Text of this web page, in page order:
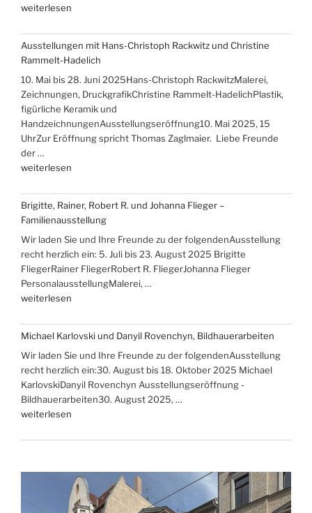
„Iris
–
„Über
die
Berge
ans
Meer““
weiterlesen
Ausstellungen mit Hans-Christoph Rackwitz und Christine
Rammelt-Hadelich
10. Mai bis 28. Juni 2025Hans-Christoph RackwitzMalerei,
Zeichnungen, DruckgrafikChristine Rammelt-HadelichPlastik,
figürliche Keramik und
HandzeichnungenAusstellungseröffnung10. Mai 2025, 15
UhrZur Eröffnung spricht Thomas Zaglmaier. Liebe Freunde
der …
„Ausstellungen
Hans-
Christoph
Rackwitz
und
Christine
Rammelt-
Hadelich“
weiterlesen
Brigitte, Rainer, Robert R. und Johanna Flieger –
Familienausstellung
Wir laden Sie und Ihre Freunde zu der folgendenAusstellung
recht herzlich ein: 5. Juli bis 23. August 2025 Brigitte
FliegerRainer FliegerRobert R. FliegerJohanna Flieger
PersonalausstellungMalerei, …
„Brigitte,
Robert
R.
und
Johanna
Flieger
–
Familienausstellung“
weiterlesen
Michael Karlovski und Danyil Rovenchyn, Bildhauerarbeiten
Wir laden Sie und Ihre Freunde zu der folgendenAusstellung
recht herzlich ein:30. August bis 18. Oktober 2025 Michael
KarlovskiDanyil Rovenchyn Ausstellungseröffnung -
Bildhauerarbeiten30. August 2025, …
„Michael
und
Rovenchyn,
Bildhauerarbeiten“
weiterlesen